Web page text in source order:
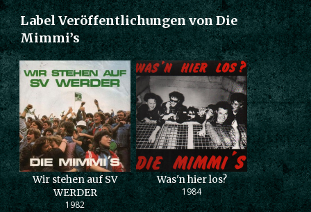
Label Veröffentlichungen von Die
Mimmi’s
Wir stehen auf SV
WERDER
1982
Was'n hier los?
1984